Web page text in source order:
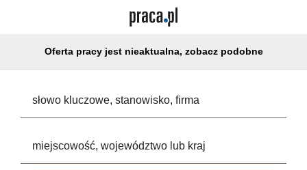
Oferta pracy jest nieaktualna, zobacz podobne